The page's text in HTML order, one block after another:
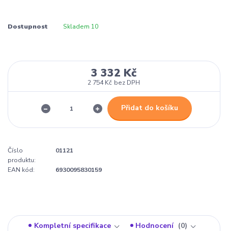
Dostupnost Skladem 10
3 332 Kč
2 754 Kč bez DPH
Přidat do košíku
Číslo
produktu:
01121
EAN kód: 6930095830159
Kompletní specifikace Hodnocení
0